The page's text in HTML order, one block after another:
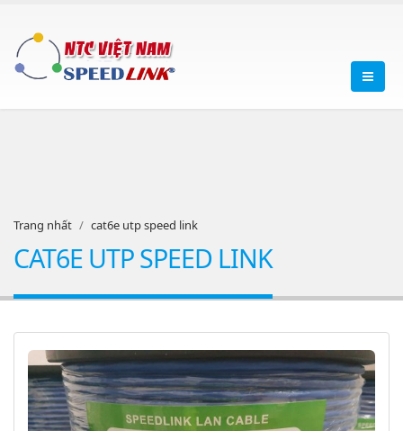
Trang nhất cat6e utp speed link
CAT6E UTP SPEED LINK